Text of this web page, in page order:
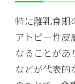
特に離乳食期
アトピー性皮
なることがあ
などが代表的